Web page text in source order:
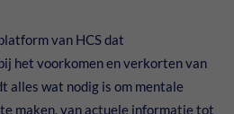
van HCS dat
het voorkomen en verkorten van
alles wat nodig is om mentale
maken, van actuele informatie tot